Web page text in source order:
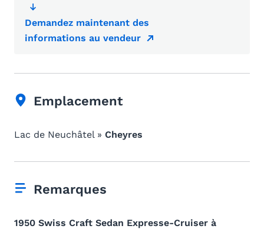
Demandez maintenant des
informations au vendeur
Emplacement
Lac de Neuchâtel » Cheyres
Remarques
1950 Swiss Craft Sedan Expresse-Cruiser à